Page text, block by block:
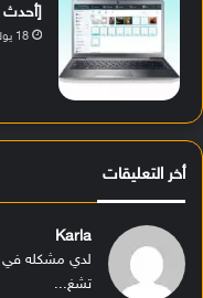
[أحدث
18 يوليو 2025
أخر التعليقات
Karla
لدي مشكله في
تشغ...